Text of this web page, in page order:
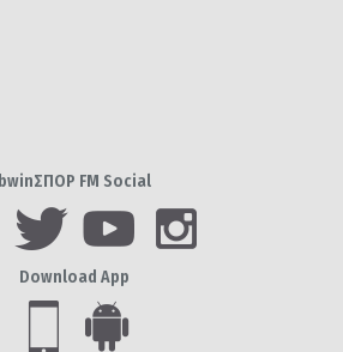
bwinΣΠΟΡ FM Social
Download App